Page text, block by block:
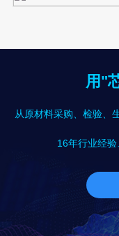
用"
从原材料采购、检验、
16年行业经验